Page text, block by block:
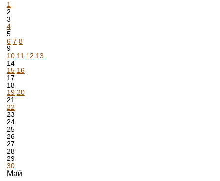
1
2
3
4
5
6 7 8
9
10 11 12 13
14
15 16
17
18
19 20
21
22
23
24
25
26
27
28
29
30
Май